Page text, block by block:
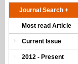
Journal Search +
Most read Article
Current Issue
2012 - Present